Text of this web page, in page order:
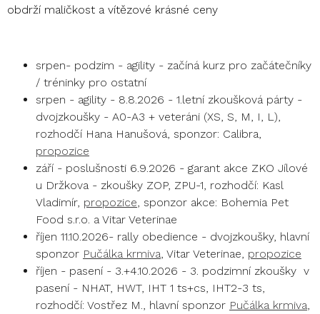
obdrží maličkost a vítězové krásné ceny
srpen- podzim - agility - začíná kurz pro začátečníky
/ tréninky pro ostatní
srpen - agility - 8.8.2026 - 1.letní zkoušková párty -
dvojzkoušky - A0-A3 + veteráni (XS, S, M, I, L),
rozhodčí Hana Hanušová, sponzor: Calibra,
propozice
září - poslušnosti 6.9.2026 - garant akce ZKO Jílové
u Držkova - zkoušky ZOP, ZPU-1, rozhodčí: Kasl
Vladimír, propozice, sponzor akce: Bohemia Pet
Food s.r.o. a Vitar Veterinae
říjen 11.10.2026- rally obedience - dvojzkoušky, hlavní
sponzor Pučálka krmiva, Vitar Veterinae, propozice
říjen - pasení - 3.+4.10.2026 - 3. podzimní zkoušky v
pasení - NHAT, HWT, IHT 1 ts+cs, IHT2-3 ts,
rozhodčí: Vostřez M., hlavní sponzor Pučálka krmiva,